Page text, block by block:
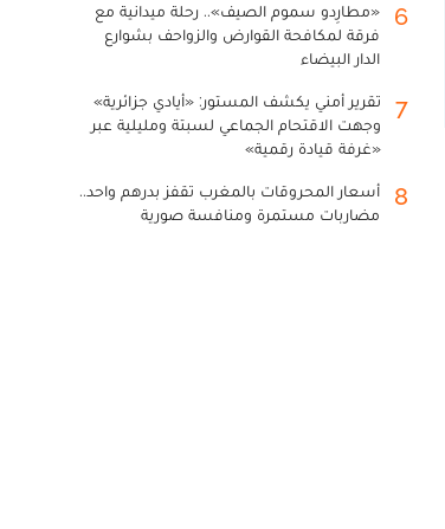
6
«مطارِدو سموم الصيف».. رحلة ميدانية مع
فرقة لمكافحة القوارض والزواحف بشوارع
الدار البيضاء
7
تقرير أمني يكشف المستور: «أيادي جزائرية»
وجهت الاقتحام الجماعي لسبتة ومليلية عبر
«غرفة قيادة رقمية»
8
أسعار المحروقات بالمغرب تقفز بدرهم واحد..
مضاربات مستمرة ومنافسة صورية